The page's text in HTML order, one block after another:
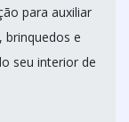
para auxiliar
brinquedos e
seu interior de